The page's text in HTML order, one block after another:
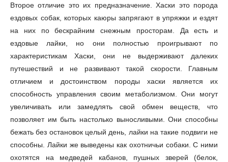
Второе отличие это их предназначение. Хаски это порода
ездовых собак, которых каюры запрягают в упряжки и ездят
на них по бескрайним снежным просторам. Да есть и
ездовые лайки, но они полностью проигрывают по
характеристикам Хаски, они не выдерживают далеких
путешествий и не развивают такой скорости. Главным
отличием и достоинством породы хаски является их
способность управления своим метаболизмом. Они могут
увеличивать или замедлять свой обмен веществ, что
позволяет им быть настолько выносливыми. Они способны
бежать без остановок целый день, лайки на такие подвиги не
способны. Лайки же выведены как охотничьи собаки. С ними
охотятся на медведей кабанов, пушных зверей (белок,